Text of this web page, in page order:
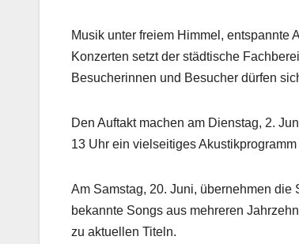
Musik unter freiem Himmel, entspannte
Konzerten setzt der städtische
Besucherinnen und Besucher dürfen
Den Auftakt machen am Dienstag, 2.
13 Uhr ein vielseitiges
Am Samstag, 20. Juni, übernehmen
bekannte Songs aus mehreren
zu aktuellen Titeln.